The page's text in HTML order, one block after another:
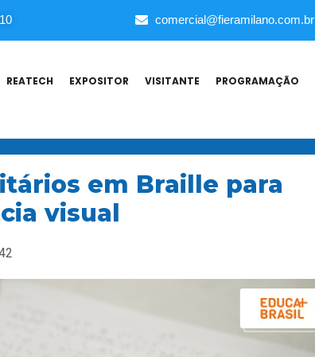
comercial@fieramilano.com.br
REATECH EXPOSITOR VISITANTE PROGRAMAÇÃO
em Braille para
visual